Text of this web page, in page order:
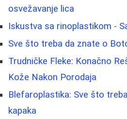
osvežavanje lica
Iskustva sa rinoplastikom -
Sve što treba da znate o
Trudničke Fleke: Konačno
Kože Nakon Porodaja
Blefaroplastika: Sve što
kapaka